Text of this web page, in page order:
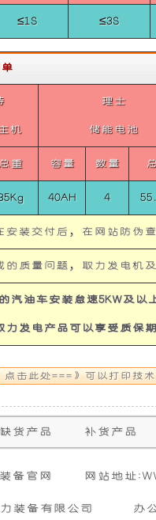
所
的
超
音
发
≤1S ≤3S
机
理士
储能电池
总重 容量 数量
40AH 4
安装交付后，在网站防
的质量问题，取力发电机
汽油车安装怠速5KW及
发电产品可以享受质保
额可获增三滤
0点0分 2026年12月
缺货产品 补货产品
备官网 网站地址
装备有限公司 办